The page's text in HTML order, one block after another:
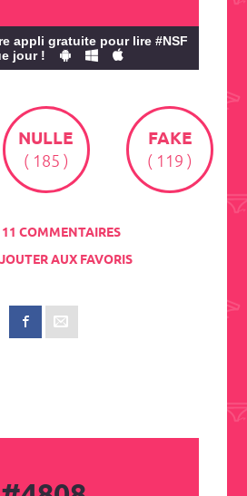
appli gratuite pour lire #NSF
jour !
NULLE
( 185 )
FAKE
( 119 )
11 COMMENTAIRES
AUX FAVORIS